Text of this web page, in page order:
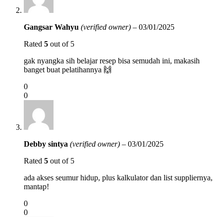
Gangsar Wahyu (verified owner) – 03/01/2025
Rated 5 out of 5
gak nyangka sih belajar resep bisa semudah ini, makasih
banget buat pelatihannya 🙌
0
0
Debby sintya (verified owner) – 03/01/2025
Rated 5 out of 5
ada akses seumur hidup, plus kalkulator dan list suppliernya,
mantap!
0
0